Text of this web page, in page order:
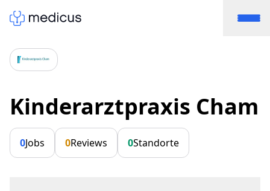
Kinderarztpraxis Cham
0Jobs 0Reviews 0Standorte